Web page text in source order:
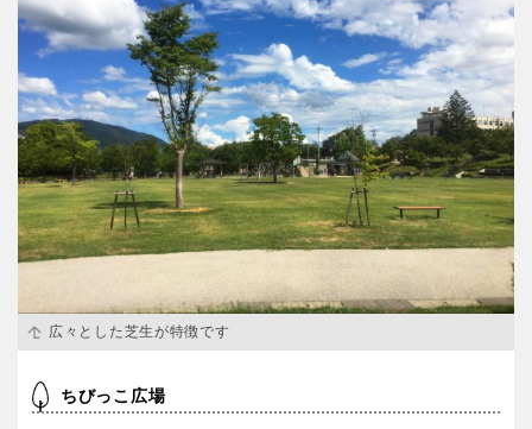
広々とした芝生が特徴です
ちびっこ広場